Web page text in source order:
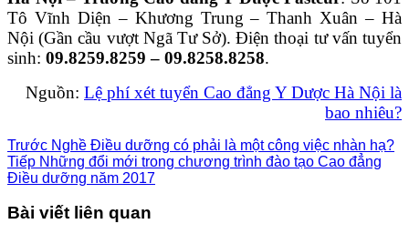
Tô Vĩnh Diện – Khương Trung – Thanh Xuân – Hà
Nội (Gần cầu vượt Ngã Tư Sở). Điện thoại tư vấn tuyển
sinh: 09.8259.8259 – 09.8258.8258.
Nguồn: Lệ phí xét tuyển Cao đẳng Y Dược Hà Nội là
bao nhiêu?
Trước Nghề Điều dưỡng có phải là một công việc nhàn hạ?
Tiếp Những đổi mới trong chương trình đào tạo Cao đẳng
Điều dưỡng năm 2017
Bài viết liên quan